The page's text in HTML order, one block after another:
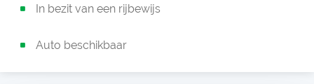
In bezit van een rijbewijs
Auto beschikbaar